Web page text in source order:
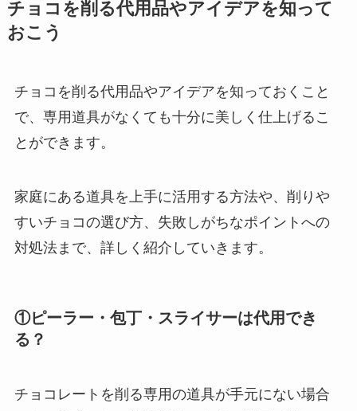
チョコを削る代用品やアイデアを知って
おこう
チョコを削る代用品やアイデアを知っておくこと
で、専用道具がなくても十分に美しく仕上げるこ
とができます。
家庭にある道具を上手に活用する方法や、削りや
すいチョコの選び方、失敗しがちなポイントへの
対処法まで、詳しく紹介していきます。
①ピーラー・包丁・スライサーは代用でき
る？
チョコレートを削る専用の道具が手元にない場合